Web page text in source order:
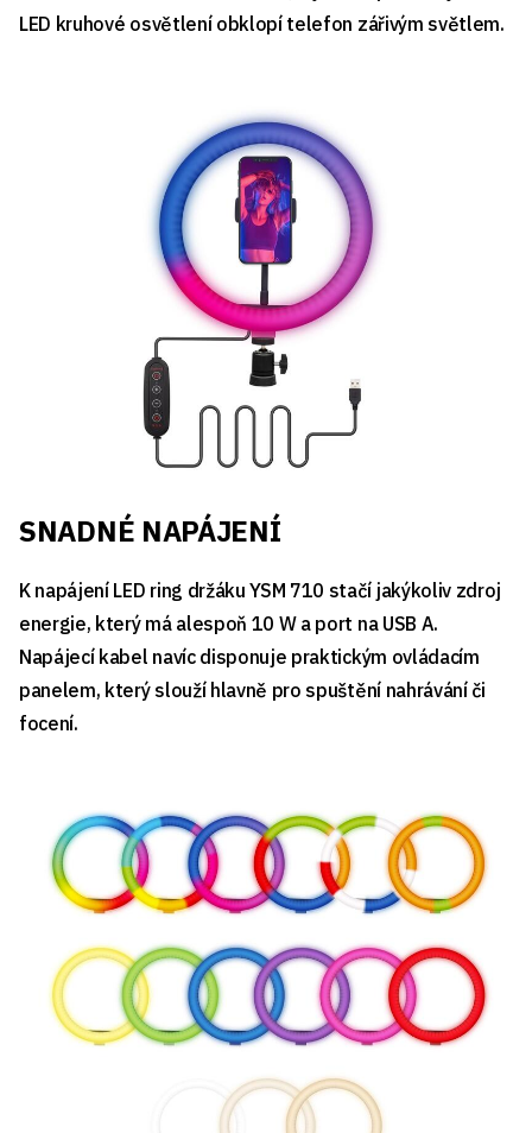
LED kruhové osvětlení obklopí telefon zářivým světlem.
SNADNÉ NAPÁJENÍ
K napájení LED ring držáku YSM 710 stačí jakýkoliv zdroj
energie, který má alespoň 10 W a port na USB A.
Napájecí kabel navíc disponuje praktickým ovládacím
panelem, který slouží hlavně pro spuštění nahrávání či
focení.